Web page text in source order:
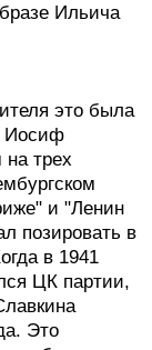
Ильича
это была
Иосиф
трех
и "Ленин
позировать в
в 1941
ЦК партии,
Это